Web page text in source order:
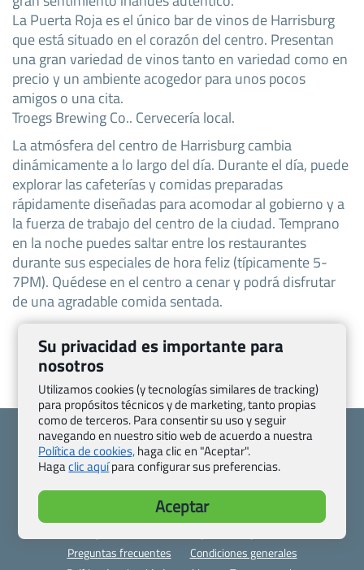
La Puerta Roja es el único bar de vinos de Harrisburg
que está situado en el corazón del centro. Presentan
una gran variedad de vinos tanto en variedad como en
precio y un ambiente acogedor para unos pocos
amigos o una cita.
Troegs Brewing Co.. Cervecería local.
La atmósfera del centro de Harrisburg cambia
dinámicamente a lo largo del día. Durante el día, puede
explorar las cafeterías y comidas preparadas
rápidamente diseñadas para acomodar al gobierno y a
la fuerza de trabajo del centro de la ciudad. Temprano
en la noche puedes saltar entre los restaurantes
durante sus especiales de hora feliz (típicamente 5-
7PM). Quédese en el centro a cenar y podrá disfrutar
de una agradable comida sentada.
Quienes somos
Contacto
Pasaporte, Visado, Salud y otras disposiciones específicas
Preguntas frecuentes
Condiciones generales
Su privacidad es importante para
nosotros
Utilizamos cookies (y tecnologías similares de tracking)
para propósitos técnicos y de marketing, tanto propias
como de terceros. Para consentir su uso y seguir
navegando en nuestro sitio web de acuerdo a nuestra
Política de cookies,haga clic en "Aceptar".
Hagaclic aquípara configurar sus preferencias.
Aceptar